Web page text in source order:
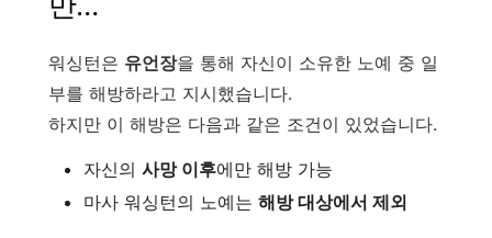
워싱턴은 유언장을 통해 자신이 소유한 노예 중 일
부를 해방하라고 지시했습니다.
하지만 이 해방은 다음과 같은 조건이 있었습니다.
자신의 사망 이후에만 해방 가능
마사 워싱턴의 노예는 해방 대상에서 제외